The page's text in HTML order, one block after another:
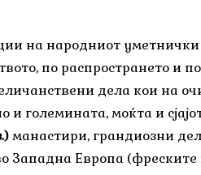
на народниот уметнички
по распространето и
дела кои на
и големината, моќта и
манастири, грандиозни
Европа (фреските